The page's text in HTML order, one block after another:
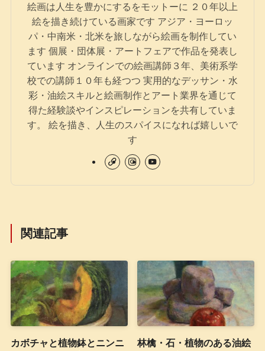
絵画は人生を豊かにするをモットーに ２０年以上
絵を描き続けている画家です アジア・ヨーロッ
パ・中南米・北米を旅しながら絵画を制作してい
ます 個展・団体展・アートフェアで作品を発表し
ています オンラインでの絵画講師３年、美術系学
校での講師１０年も経つつ 実用的なデッサン・水
彩・油絵スキルと絵画制作とアート業界を通じて
得た経験談やインスピレーションを共有していま
す。 絵を描き、人生のスパイスになれば嬉しいで
す
関連記事
カボチャと植物鉢とニンニ
林檎・石・植物のある油絵